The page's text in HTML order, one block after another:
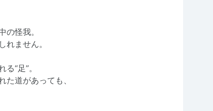
怪我。
れません。
“足”。
た道があっても、